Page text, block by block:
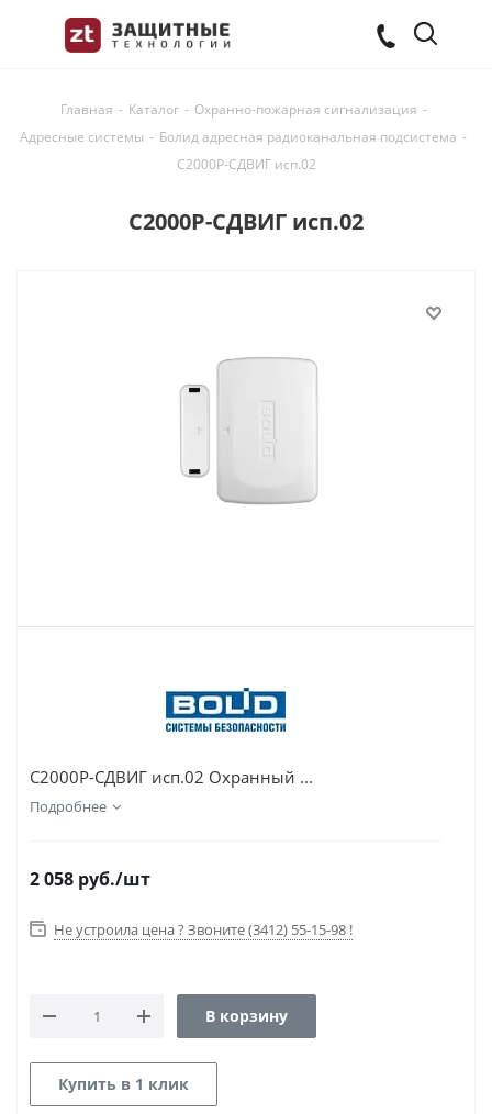
Главная - Каталог - Охранно-пожарная сигнализация -
Адресные системы - Болид адресная радиоканальная подсистема -
С2000Р-СДВИГ исп.02
С2000Р-СДВИГ исп.02
С2000Р-СДВИГ исп.02 Охранный ...
Подробнее
2 058 руб./шт
Не устроила цена ? Звоните (3412) 55-15-98 !
В корзину
Купить в 1 клик